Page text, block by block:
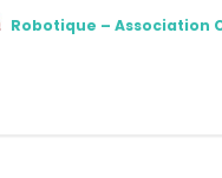
Robotique – Association